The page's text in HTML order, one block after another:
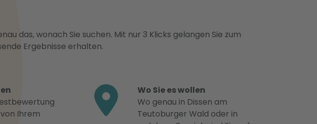
das, wonach Sie suchen. Mit nur 3 Klicks gelangen Sie zum
Ergebnisse erhalten.
Ihrem
Wo Sie es wollen
Wo genau in Dissen am
Teutoburger Wald oder in